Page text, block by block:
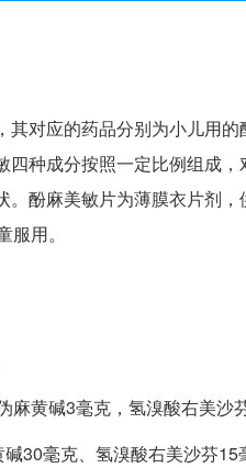
对应的药品分别为小儿用
种成分按照一定比例组成，
酚麻美敏片为薄膜衣片剂
服用。
黄碱3毫克，氢溴酸右美沙
30毫克、氢溴酸右美沙芬15